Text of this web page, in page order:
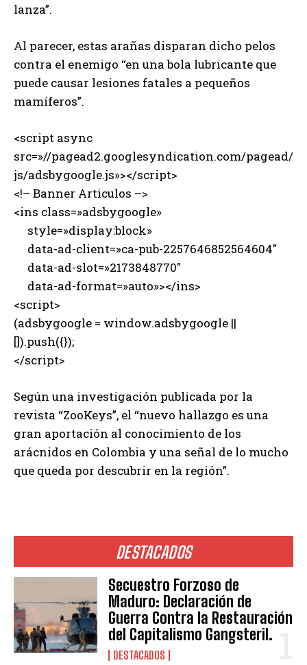
DESTACADOS
Secuestro Forzoso de
Maduro: Declaración de
Guerra Contra la Restauración
del Capitalismo Gangsteril.
DESTACADOS
lanza”.
Al parecer, estas arañas disparan dicho pelos
contra el enemigo “en una bola lubricante que
puede causar lesiones fatales a pequeños
mamíferos”.
<script async
src=»//pagead2.googlesyndication.com/pagead/
js/adsbygoogle.js»></script>
<!– Banner Articulos –>
<ins class=»adsbygoogle»
style=»display:block»
data-ad-client=»ca-pub-2257646852564604″
data-ad-slot=»2173848770″
data-ad-format=»auto»></ins>
<script>
(adsbygoogle = window.adsbygoogle ||
[]).push({});
</script>
Según una investigación publicada por la
revista “ZooKeys”, el “nuevo hallazgo es una
gran aportación al conocimiento de los
arácnidos en Colombia y una señal de lo mucho
que queda por descubrir en la región”.